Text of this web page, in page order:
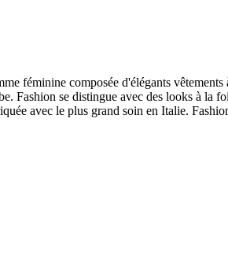
féminine composée d'élégants
Fashion se distingue avec des looks à la
avec le plus grand soin en Italie.